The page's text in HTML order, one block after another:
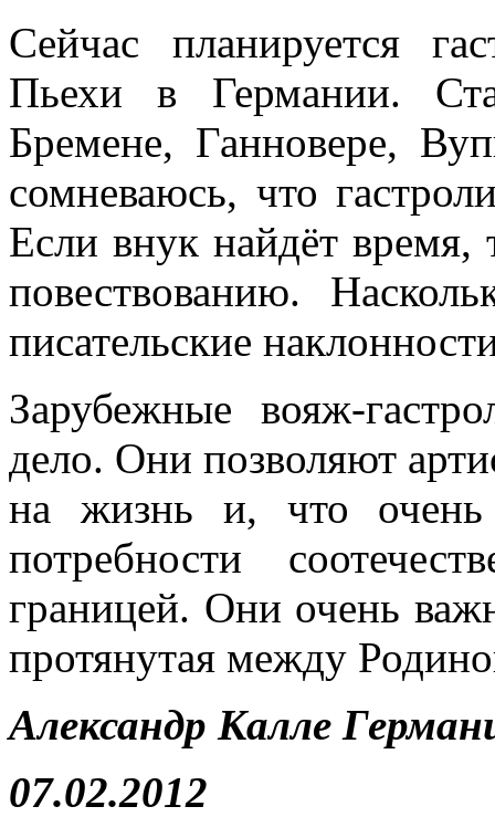
Сейчас планируется
Пьехи в Германии.
Бремене, Ганновере,
сомневаюсь, что
Если внук найдёт время,
повествованию.
писательские
Зарубежные вояж-
дело. Они позволяют
на жизнь и, что очень
потребности
границей. Они очень
протянутая между
Александр Калле
07.02.2012